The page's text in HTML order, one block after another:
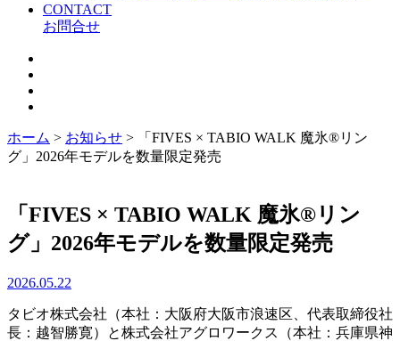
CONTACT
お問合せ
ホーム > お知らせ >
「FIVES × TABIO WALK 魔氷®️リン
グ」2026年モデルを数量限定発売
「FIVES × TABIO WALK 魔氷®️リン
グ」2026年モデルを数量限定発売
2026.05.22
タビオ株式会社（本社：大阪府大阪市浪速区、代表取締役社
長：越智勝寛）と株式会社アグロワークス（本社：兵庫県神